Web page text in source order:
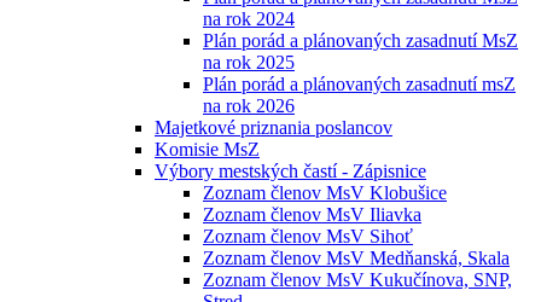
na rok 2024
Plán porád a plánovaných zasadnutí MsZ
na rok 2025
Plán porád a plánovaných zasadnutí msZ
na rok 2026
Majetkové priznania poslancov
Komisie MsZ
Výbory mestských častí - Zápisnice
Zoznam členov MsV Klobušice
Zoznam členov MsV Iliavka
Zoznam členov MsV Sihoť
Zoznam členov MsV Medňanská, Skala
Zoznam členov MsV Kukučínova, SNP,